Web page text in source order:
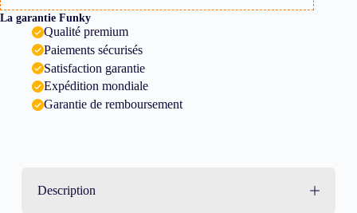
La garantie Funky
Qualité premium
Paiements sécurisés
Satisfaction garantie
Expédition mondiale
Garantie de remboursement
Description